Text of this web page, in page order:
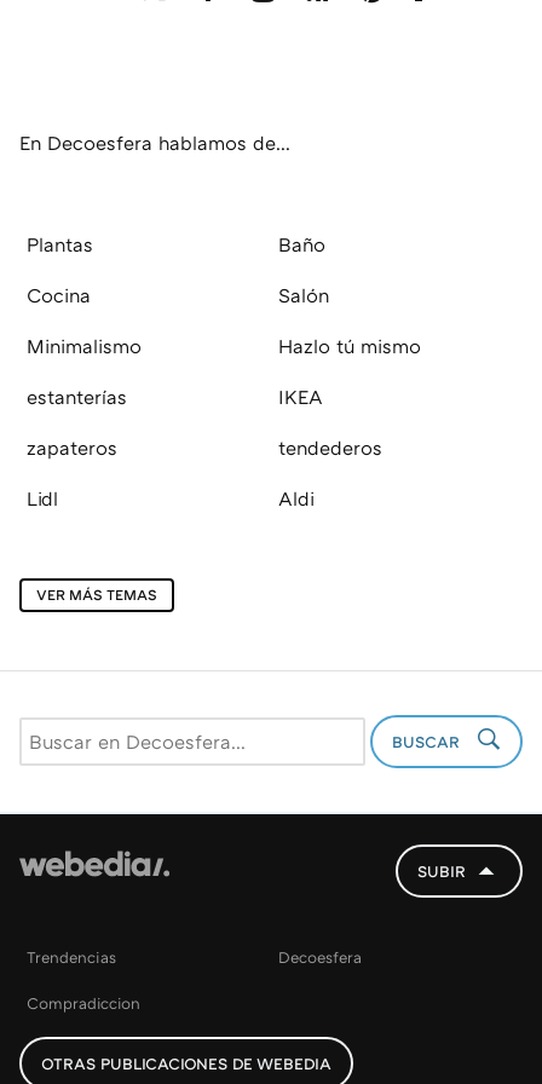
En Decoesfera hablamos de...
Plantas Baño
Cocina Salón
Minimalismo Hazlo tú mismo
estanterías IKEA
zapateros tendederos
Lidl Aldi
VER MÁS TEMAS
BUSCAR
SUBIR
Trendencias Decoesfera
Compradiccion
OTRAS PUBLICACIONES DE WEBEDIA